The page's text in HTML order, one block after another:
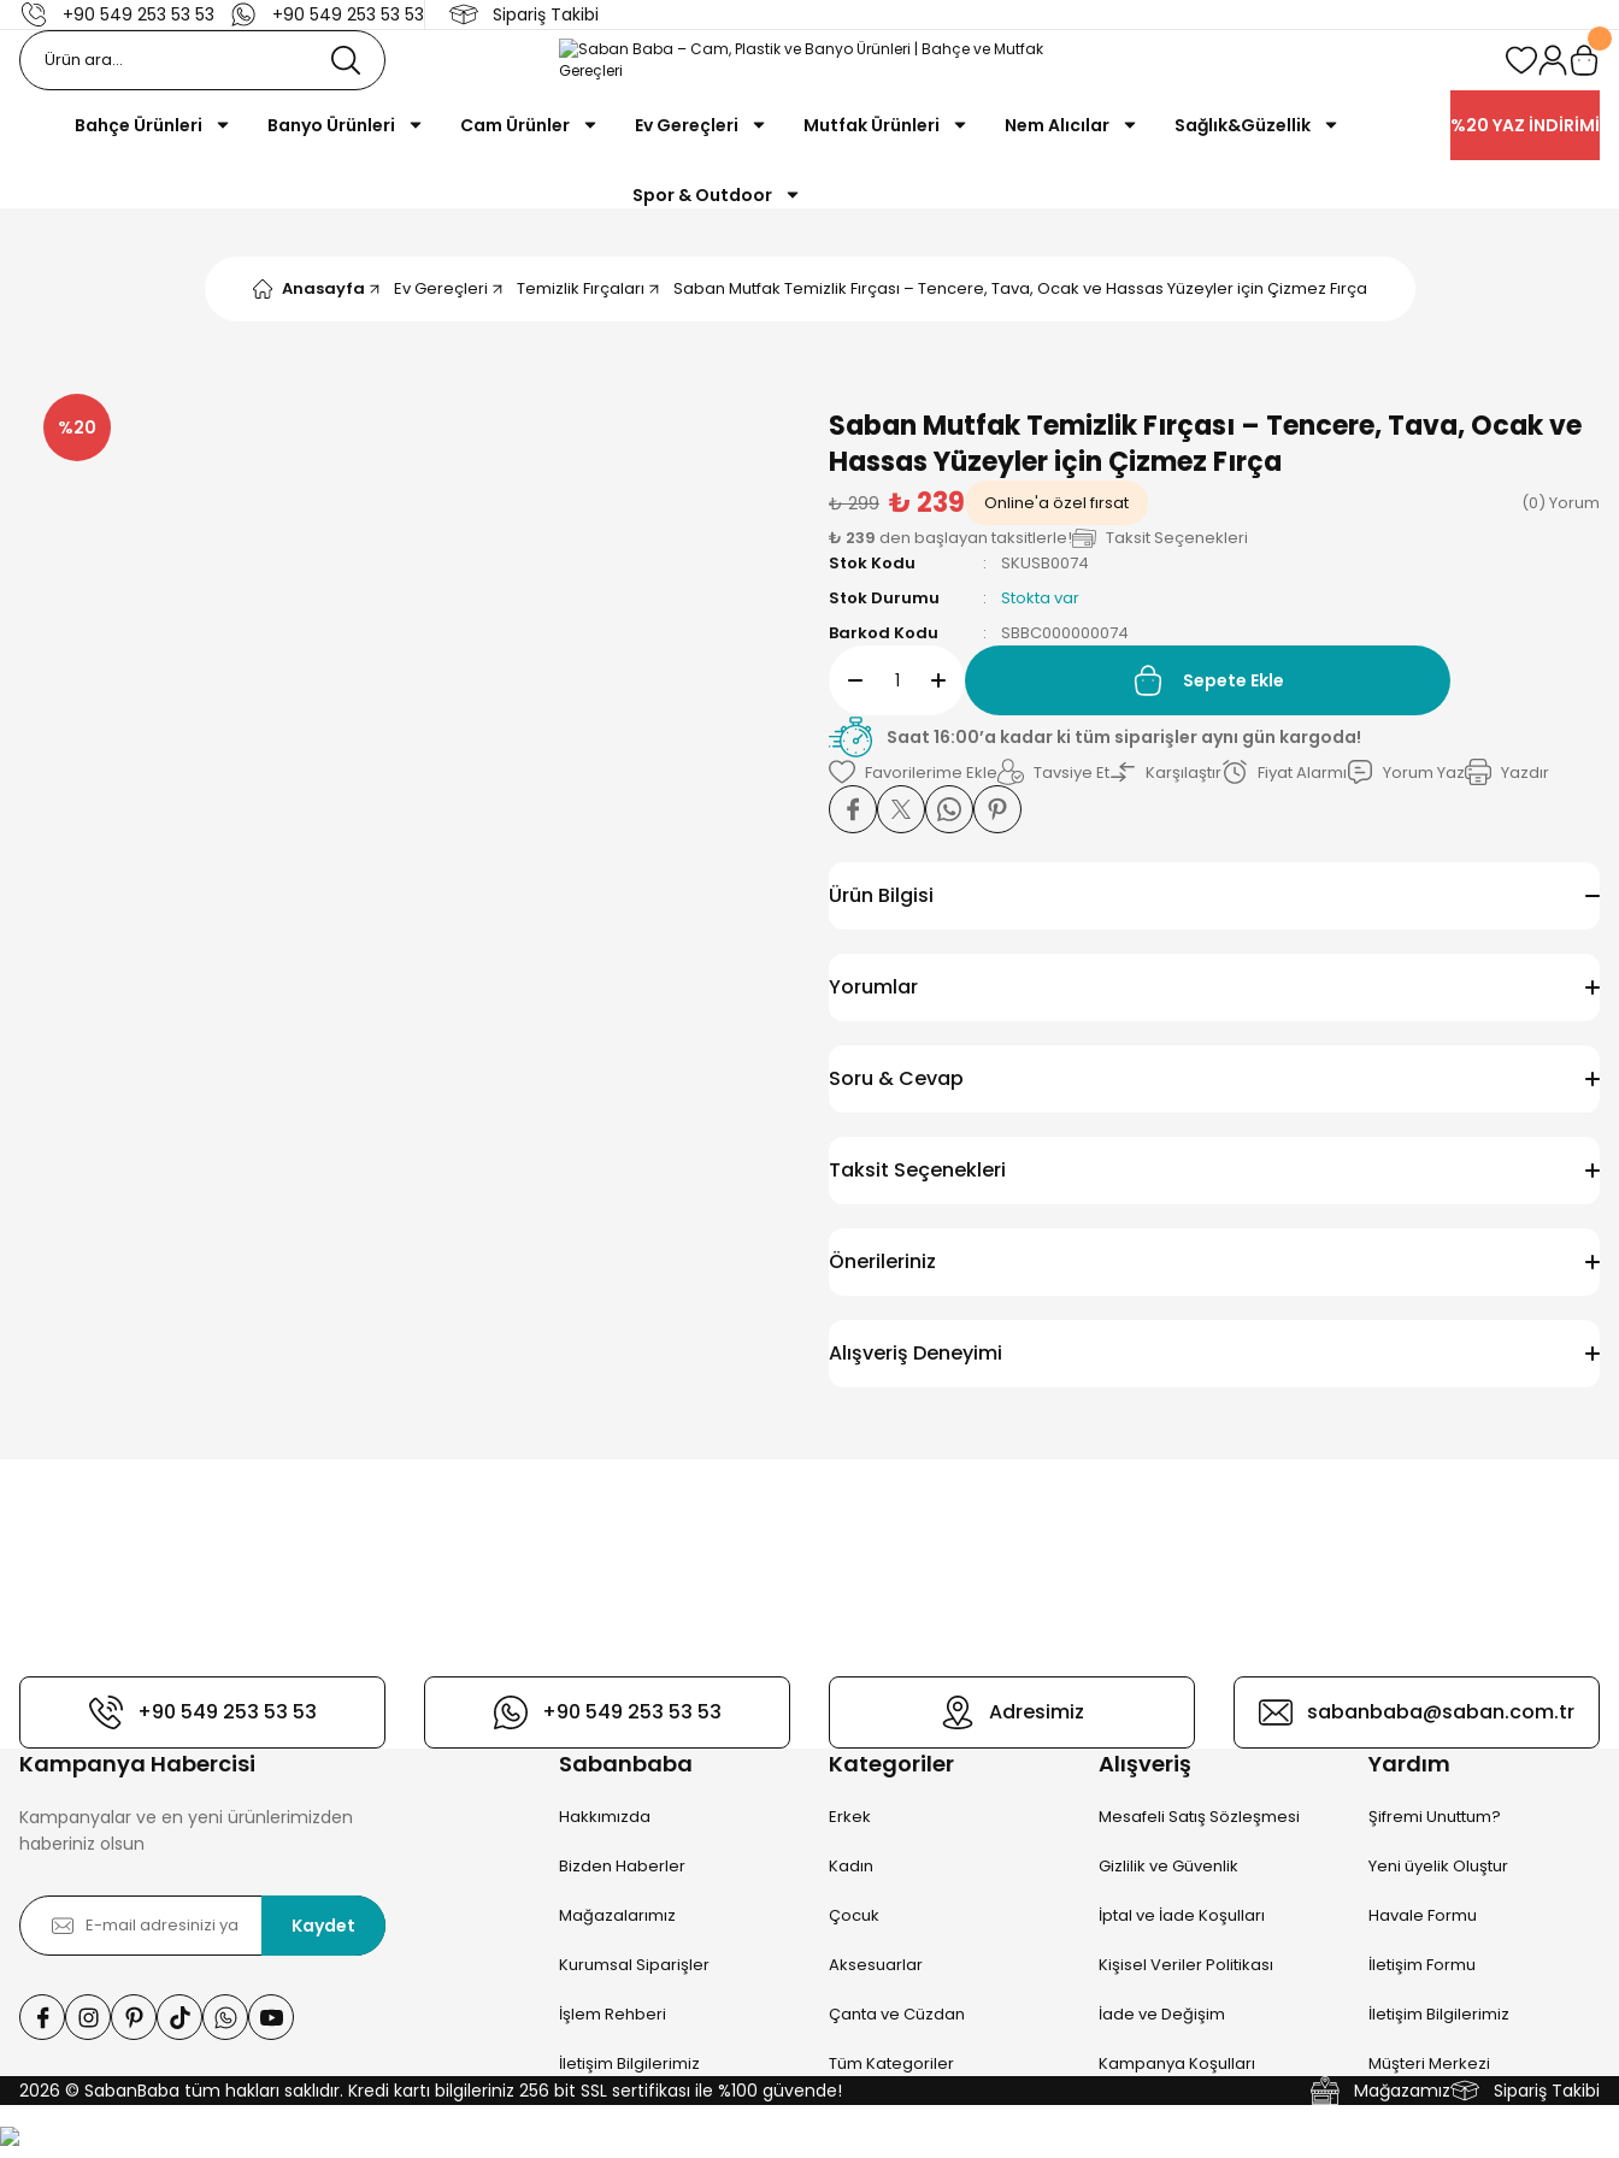
+90 549 253 53 53 +90 549 253 53 53 Sipariş Takibi
Bahçe Ürünleri Banyo Ürünleri Cam Ürünler Ev Gereçleri Mutfak Ürünleri Nem Alıcılar Sağlık&Güzellik
Spor & Outdoor
%20 YAZ İNDİRİMİ
Anasayfa Ev Gereçleri Temizlik Fırçaları Saban Mutfak Temizlik Fırçası – Tencere, Tava, Ocak ve Hassas Yüzeyler için Çizmez Fırça
%20
Saban Mutfak Temizlik Fırçası – Tencere, Tava, Ocak ve
Hassas Yüzeyler için Çizmez Fırça
₺ 299 ₺ 239 Online'a özel fırsat
(0) Yorum
₺ 239 den başlayan taksitlerle!
Taksit Seçenekleri
Stok Kodu
SKUSB0074
Stok Durumu
Stokta var
Barkod Kodu
SBBC000000074
Sepete Ekle
Saat 16:00’a kadar ki tüm siparişler aynı gün kargoda!
Tavsiye Et Karşılaştır Fiyat Alarmı Yorum Yaz Yazdır
Ürün Bilgisi
Yorumlar
Soru & Cevap
Taksit Seçenekleri
Önerileriniz
Alışveriş Deneyimi
+90 549 253 53 53 +90 549 253 53 53 Adresimiz sabanbaba@saban.com.tr
Kampanya Habercisi
Kampanyalar ve en yeni ürünlerimizden
haberiniz olsun
Kaydet
Sabanbaba
Hakkımızda
Bizden Haberler
Mağazalarımız
Kurumsal Siparişler
İşlem Rehberi
İletişim Bilgilerimiz
Kategoriler
Erkek
Kadın
Çocuk
Aksesuarlar
Çanta ve Cüzdan
Tüm Kategoriler
Alışveriş
Mesafeli Satış Sözleşmesi
Gizlilik ve Güvenlik
İptal ve İade Koşulları
Kişisel Veriler Politikası
İade ve Değişim
Kampanya Koşulları
Yardım
Şifremi Unuttum?
Yeni üyelik Oluştur
Havale Formu
İletişim Formu
İletişim Bilgilerimiz
Müşteri Merkezi
2026 © SabanBaba tüm hakları saklıdır. Kredi kartı bilgileriniz 256 bit SSL sertifikası ile %100 güvende! Mağazamız Sipariş Takibi